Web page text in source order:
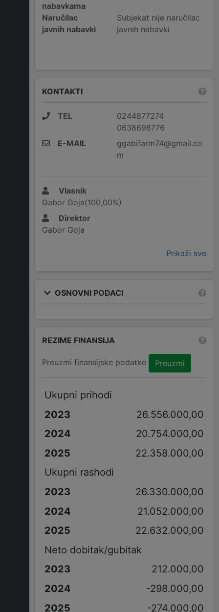
nabavkama
Naručilac
javnih nabavki
Subjekat nije naručilac
javnih nabavki
KONTAKTI
TEL
0244877274
0638698776
E-MAIL
ggabifarm74@gmail.co
m
Vlasnik
Gabor Goja(100,00%)
Direktor
Gabor Goja
Prikaži sve
OSNOVNI PODACI
REZIME FINANSIJA
Preuzmi finansijske podatke Preuzmi
Ukupni prihodi
26.556.000,00
20.754.000,00
22.358.000,00
Ukupni rashodi
26.330.000,00
21.052.000,00
22.632.000,00
Neto dobitak/gubitak
212.000,00
-298.000,00
-274.000,00